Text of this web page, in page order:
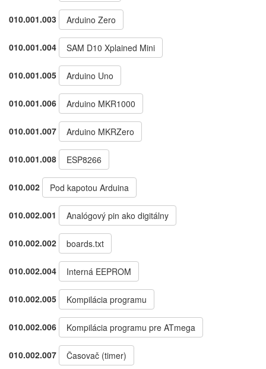
010.001.003 Arduino Zero
010.001.004 SAM D10 Xplained Mini
010.001.005 Arduino Uno
010.001.006 Arduino MKR1000
010.001.007 Arduino MKRZero
010.001.008 ESP8266
010.002 Pod kapotou Arduina
010.002.001 Analógový pin ako digitálny
010.002.002 boards.txt
010.002.004 Interná EEPROM
010.002.005 Kompilácia programu
010.002.006 Kompilácia programu pre ATmega
010.002.007 Časovač (timer)